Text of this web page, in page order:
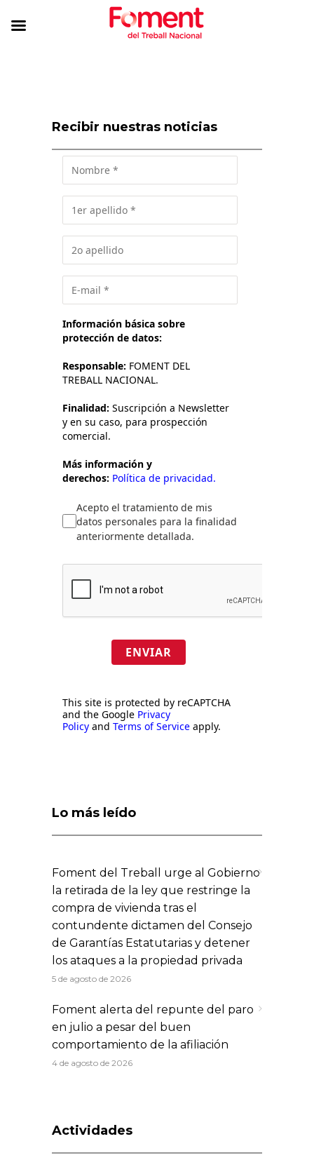
Recibir nuestras noticias
Información básica sobre
protección de datos:
Responsable: FOMENT DEL
TREBALL NACIONAL.
Finalidad: Suscripción a Newsletter
y en su caso, para prospección
comercial.
Más información y
derechos: Política de privacidad.
Acepto el tratamiento de mis
datos personales para la finalidad
anteriormente detallada.
ENVIAR
This site is protected by reCAPTCHA
and the Google Privacy
Policy and Terms of Service apply.
Lo más leído
Foment del Treball urge al Gobierno
la retirada de la ley que restringe la
compra de vivienda tras el
contundente dictamen del Consejo
de Garantías Estatutarias y detener
los ataques a la propiedad privada
5 de agosto de 2026
Foment alerta del repunte del paro
en julio a pesar del buen
comportamiento de la afiliación
4 de agosto de 2026
Actividades